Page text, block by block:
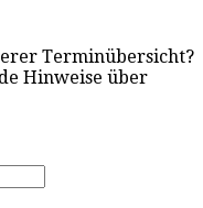
Terminübersicht?
Hinweise über